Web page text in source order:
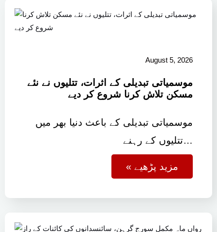
August 5, 2026
موسمیاتی تبدیلی کے اثرات، تتلیوں نے نئے
مسکن تلاش کرنا شروع کر دیے
موسمیاتی تبدیلی کے باعث دنیا بھر میں
تتلیوں کے رہنے…
« مزید پڑھیے